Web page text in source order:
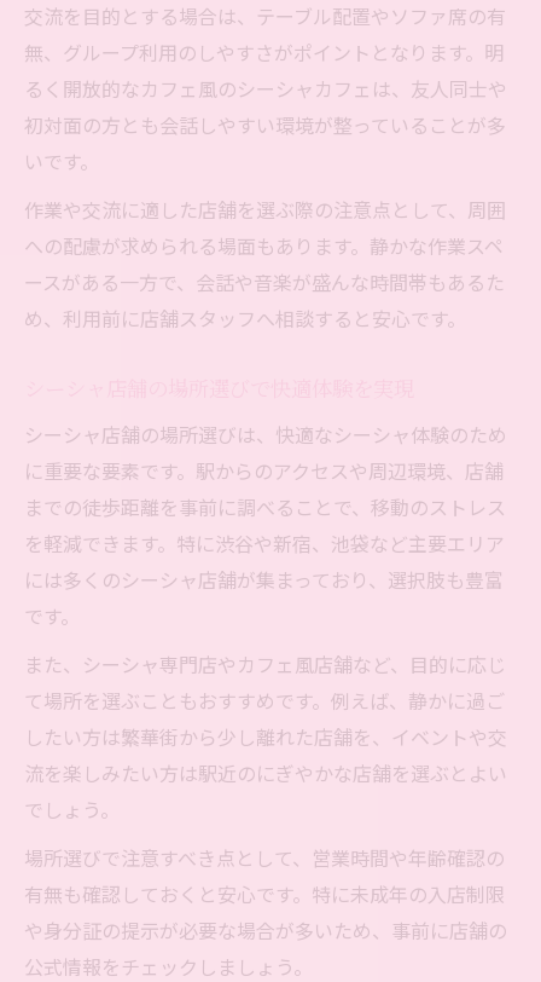
シーシャ利用時の料金相場と注意点を解説
シーシャ作業利用時にお得な店舗の特徴
作業や交流に最適なシーシャの空間作りのコツ
シーシャ店舗で快適に作業するための工夫
シーシャ店舗の雰囲気と集中力の関係性
交流を深めるシーシャ店舗の選び方ガイド
シーシャ店舗での居心地アップのポイント
交流を目的とする場合は、テーブル配置やソファ席の有
無、グループ利用のしやすさがポイントとなります。明
るく開放的なカフェ風のシーシャカフェは、友人同士や
初対面の方とも会話しやすい環境が整っていることが多
いです。
作業や交流に適した店舗を選ぶ際の注意点として、周囲
への配慮が求められる場面もあります。静かな作業スペ
ースがある一方で、会話や音楽が盛んな時間帯もあるた
め、利用前に店舗スタッフへ相談すると安心です。
シーシャ店舗の場所選びは、快適なシーシャ体験のため
に重要な要素です。駅からのアクセスや周辺環境、店舗
までの徒歩距離を事前に調べることで、移動のストレス
を軽減できます。特に渋谷や新宿、池袋など主要エリア
には多くのシーシャ店舗が集まっており、選択肢も豊富
です。
また、シーシャ専門店やカフェ風店舗など、目的に応じ
て場所を選ぶこともおすすめです。例えば、静かに過ご
したい方は繁華街から少し離れた店舗を、イベントや交
流を楽しみたい方は駅近のにぎやかな店舗を選ぶとよい
でしょう。
場所選びで注意すべき点として、営業時間や年齢確認の
有無も確認しておくと安心です。特に未成年の入店制限
や身分証の提示が必要な場合が多いため、事前に店舗の
公式情報をチェックしましょう。